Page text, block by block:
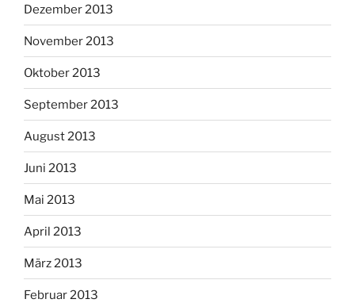
Dezember 2013
November 2013
Oktober 2013
September 2013
August 2013
Juni 2013
Mai 2013
April 2013
März 2013
Februar 2013